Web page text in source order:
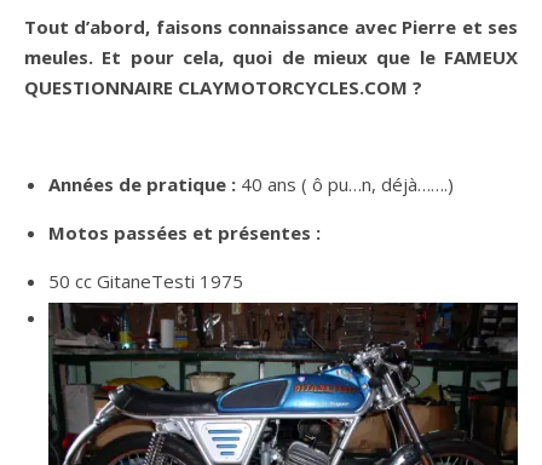
Tout d’abord, faisons connaissance avec Pierre et ses
meules. Et pour cela, quoi de mieux que le FAMEUX
QUESTIONNAIRE CLAYMOTORCYCLES.COM ?
Années de pratique : 40 ans ( ô pu…n, déjà…….)
Motos passées et présentes :
50 cc GitaneTesti 1975